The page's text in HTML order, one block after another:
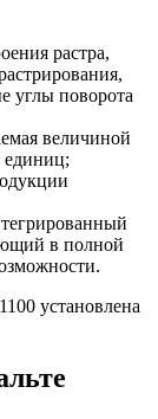
растра,
углы поворота
величиной
в полной
установлена